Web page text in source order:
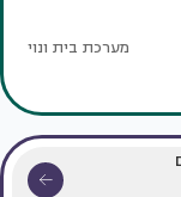
מערכת בית ונוי